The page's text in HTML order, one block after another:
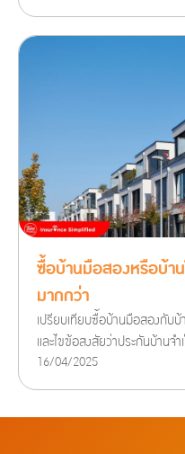
ซื้อบ้านมือสองหรือบ้า
มากกว่า
เปรียบเทียบซื้อบ้านมือสองกับบ้
และไขข้อสงสัยว่าประกันบ้านจ
16/04/2025